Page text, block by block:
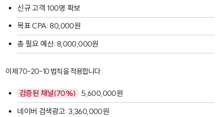
신규 고객 100명 확보
목표 CPA: 80,000원
총 필요 예산: 8,000,000원
이제 70-20-10 법칙을 적용합니다:
검증된 채널(70%) : 5,600,000원
네이버 검색광고: 3,360,000원